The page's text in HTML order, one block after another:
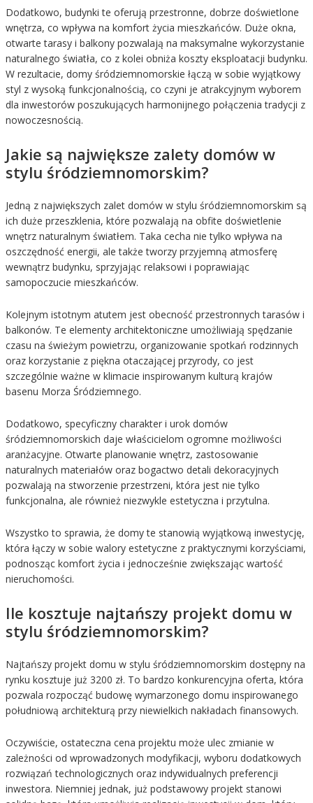
Dodatkowo, budynki te oferują przestronne, dobrze doświetlone
wnętrza, co wpływa na komfort życia mieszkańców. Duże okna,
otwarte tarasy i balkony pozwalają na maksymalne wykorzystanie
naturalnego światła, co z kolei obniża koszty eksploatacji budynku.
W rezultacie, domy śródziemnomorskie łączą w sobie wyjątkowy
styl z wysoką funkcjonalnością, co czyni je atrakcyjnym wyborem
dla inwestorów poszukujących harmonijnego połączenia tradycji z
nowoczesnością.
Jakie są największe zalety domów w
stylu śródziemnomorskim?
Jedną z największych zalet domów w stylu śródziemnomorskim są
ich duże przeszklenia, które pozwalają na obfite doświetlenie
wnętrz naturalnym światłem. Taka cecha nie tylko wpływa na
oszczędność energii, ale także tworzy przyjemną atmosferę
wewnątrz budynku, sprzyjając relaksowi i poprawiając
samopoczucie mieszkańców.
Kolejnym istotnym atutem jest obecność przestronnych tarasów i
balkonów. Te elementy architektoniczne umożliwiają spędzanie
czasu na świeżym powietrzu, organizowanie spotkań rodzinnych
oraz korzystanie z piękna otaczającej przyrody, co jest
szczególnie ważne w klimacie inspirowanym kulturą krajów
basenu Morza Śródziemnego.
Dodatkowo, specyficzny charakter i urok domów
śródziemnomorskich daje właścicielom ogromne możliwości
aranżacyjne. Otwarte planowanie wnętrz, zastosowanie
naturalnych materiałów oraz bogactwo detali dekoracyjnych
pozwalają na stworzenie przestrzeni, która jest nie tylko
funkcjonalna, ale również niezwykle estetyczna i przytulna.
Wszystko to sprawia, że domy te stanowią wyjątkową inwestycję,
która łączy w sobie walory estetyczne z praktycznymi korzyściami,
podnosząc komfort życia i jednocześnie zwiększając wartość
nieruchomości.
Ile kosztuje najtańszy projekt domu w
stylu śródziemnomorskim?
Najtańszy projekt domu w stylu śródziemnomorskim dostępny na
rynku kosztuje już 3200 zł. To bardzo konkurencyjna oferta, która
pozwala rozpocząć budowę wymarzonego domu inspirowanego
południową architekturą przy niewielkich nakładach finansowych.
Oczywiście, ostateczna cena projektu może ulec zmianie w
zależności od wprowadzonych modyfikacji, wyboru dodatkowych
rozwiązań technologicznych oraz indywidualnych preferencji
inwestora. Niemniej jednak, już podstawowy projekt stanowi